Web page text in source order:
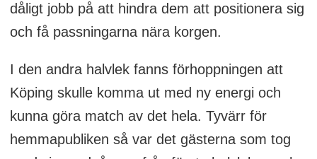
dåligt jobb på att hindra dem att positionera sig
och få passningarna nära korgen.
I den andra halvlek fanns förhoppningen att
Köping skulle komma ut med ny energi och
kunna göra match av det hela. Tyvärr för
hemmapubliken så var det gästerna som tog